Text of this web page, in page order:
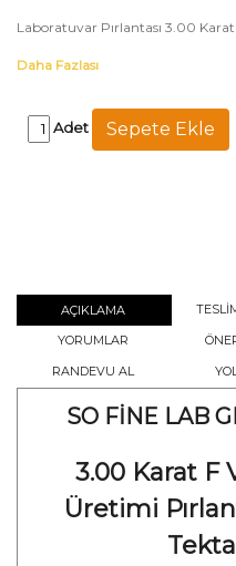
Laboratuvar Pırlantası 3.00 Karat
Daha Fazlası
Adet
AÇIKLAMA
YORUMLAR
RANDEVU AL
SO FİNE LAB
3.00 Karat F
Üretimi